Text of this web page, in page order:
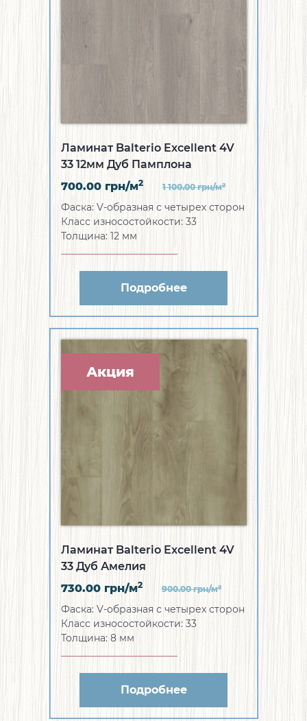
Ламинат Balterio Excellent 4V
33 12мм Дуб Памплона
700.00 грн/м2 1 100.00грн/м2
Фаска: V-образная с четырех сторон
Класс износостойкости: 33
Толщина: 12 мм
Подробнее
Акция
Ламинат Balterio Excellent 4V
33 Дуб Амелия
730.00 грн/м2 900.00грн/м2
Фаска: V-образная с четырех сторон
Класс износостойкости: 33
Толщина: 8 мм
Подробнее